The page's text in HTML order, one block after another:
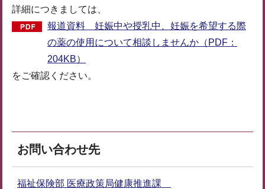
詳細につきましては、
報道資料 妊娠中や授乳中、妊娠を希望する際
の薬の使用について相談しませんか（PDF：
204KB）
をご確認ください。
お問い合わせ先
福祉保険部 医療政策局健康推進課